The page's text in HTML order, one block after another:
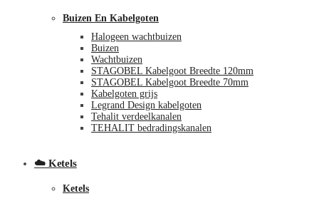
Buizen En Kabelgoten
Halogeen wachtbuizen
Buizen
Wachtbuizen
STAGOBEL Kabelgoot Breedte 120mm
STAGOBEL Kabelgoot Breedte 70mm
Kabelgoten grijs
Legrand Design kabelgoten
Tehalit verdeelkanalen
TEHALIT bedradingskanalen
☁️ Ketels
Ketels